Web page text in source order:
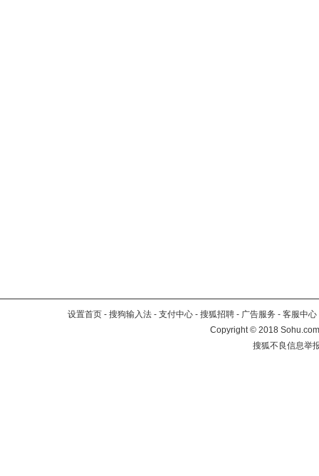
设置首页 - 搜狗输入法 - 支付中心 - 搜狐招聘 - 广告服务 - 客服中心
Copyright©2018
搜狐不良信息举